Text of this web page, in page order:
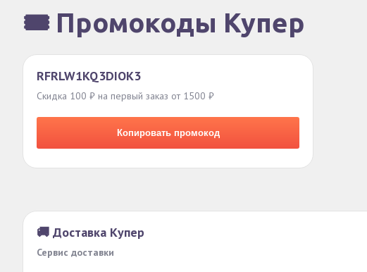
🎟️ Промокоды Купер
RFRLW1KQ3DIOK3
Скидка 100 ₽ на первый заказ от 1500 ₽
Копировать промокод
🚚 Доставка Купер
Сервис доставки